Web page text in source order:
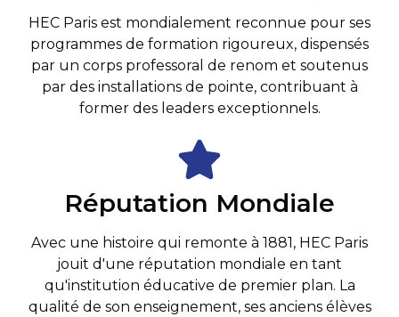
HEC Paris est mondialement reconnue pour ses
programmes de formation rigoureux, dispensés
par un corps professoral de renom et soutenus
par des installations de pointe, contribuant à
former des leaders exceptionnels.
Réputation Mondiale
Avec une histoire qui remonte à 1881, HEC Paris
jouit d'une réputation mondiale en tant
qu'institution éducative de premier plan. La
qualité de son enseignement, ses anciens élèves